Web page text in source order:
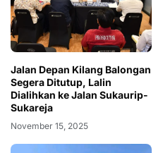
Jalan Depan Kilang Balongan
Segera Ditutup, Lalin
Dialihkan ke Jalan Sukaurip-
Sukareja
November 15, 2025